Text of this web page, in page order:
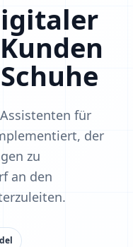
für
der
zu
an den